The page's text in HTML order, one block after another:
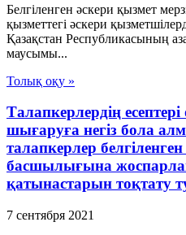
Белгіленген әскери қызмет
қызметтегі әскери
Қазақстан Республикасының
маусымы...
Толық оқу »
Талапкерлердің
шығаруға негіз бола
талапкерлер
басшылығына
қатынастарын тоқтату
7 сентября 2021